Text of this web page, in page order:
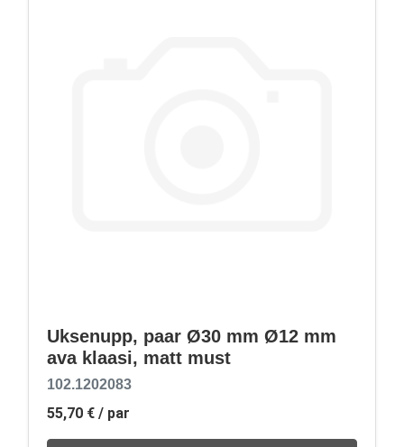
Uksenupp, paar Ø30 mm Ø12 mm
ava klaasi, matt must
102.1202083
55,70 € / par